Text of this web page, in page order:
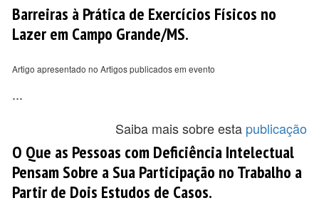
Barreiras à Prática de Exercícios Físicos no
Lazer em Campo Grande/MS.
Artigo apresentado no Artigos publicados em evento
...
Saiba mais sobre esta publicação
O Que as Pessoas com Deficiência Intelectual
Pensam Sobre a Sua Participação no Trabalho a
Partir de Dois Estudos de Casos.